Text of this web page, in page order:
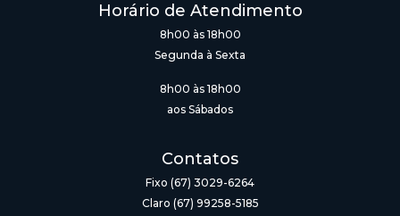
Horário de Atendimento
8h00 às 18h00
Segunda à Sexta
8h00 às 18h00
aos Sábados
Contatos
Fixo (67) 3029-6264
Claro (67) 99258-5185